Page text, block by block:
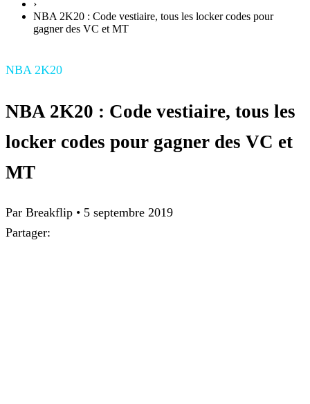
›
NBA 2K20 : Code vestiaire, tous les locker codes pour
gagner des VC et MT
NBA 2K20
NBA 2K20 : Code vestiaire, tous les
locker codes pour gagner des VC et
MT
Par Breakflip • 5 septembre 2019
Partager: